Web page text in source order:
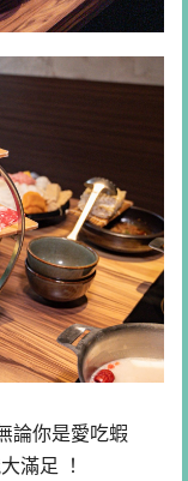
論你是愛吃蝦
滿足 ！